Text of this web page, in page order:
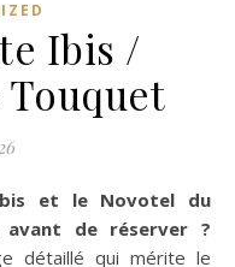
Ibis /
avant de réserver ?
détaillé qui mérite le